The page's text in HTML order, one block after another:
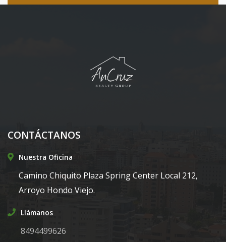
CONTÁCTANOS
Nuestra Oficina
Camino Chiquito Plaza Spring Center Local 212,
Arroyo Hondo Viejo.
Llámanos
8494499626